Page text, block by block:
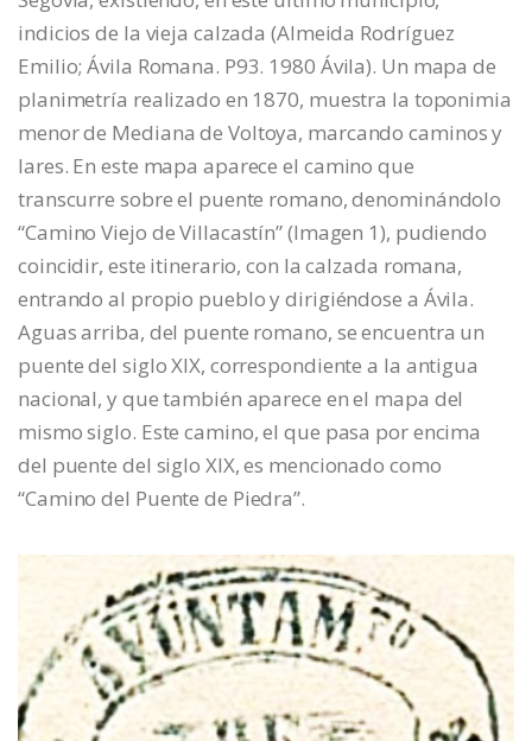
indicios de la vieja calzada (Almeida Rodríguez
Emilio; Ávila Romana. P93. 1980 Ávila). Un mapa de
planimetría realizado en 1870, muestra la toponimia
menor de Mediana de Voltoya, marcando caminos y
lares. En este mapa aparece el camino que
transcurre sobre el puente romano, denominándolo
“Camino Viejo de Villacastín” (Imagen 1), pudiendo
coincidir, este itinerario, con la calzada romana,
entrando al propio pueblo y dirigiéndose a Ávila.
Aguas arriba, del puente romano, se encuentra un
puente del siglo XIX, correspondiente a la antigua
nacional, y que también aparece en el mapa del
mismo siglo. Este camino, el que pasa por encima
del puente del siglo XIX, es mencionado como
“Camino del Puente de Piedra”.